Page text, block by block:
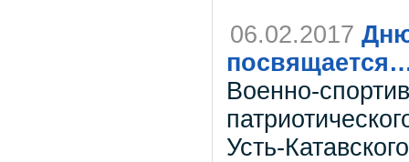
06.02.2017
Военно-
Усть-